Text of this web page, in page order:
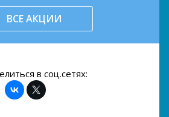
ВСЕ АКЦИИ
в соц.сетях: